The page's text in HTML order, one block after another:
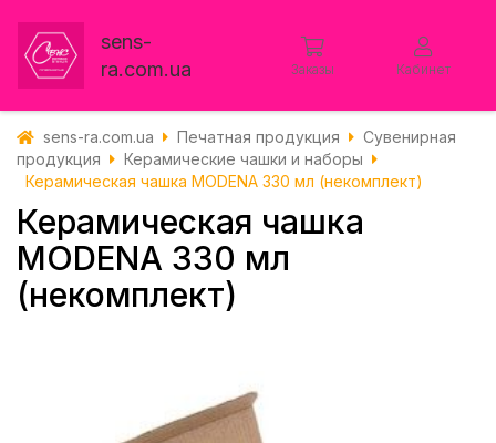
sens-
ra.com.ua
Заказы Кабинет
sens-ra.com.ua Печатная продукция
Сувенирная
продукция
Керамические чашки и наборы
Керамическая чашка MODENA 330 мл (некомплект)
Керамическая чашка
MODENA 330 мл
(некомплект)